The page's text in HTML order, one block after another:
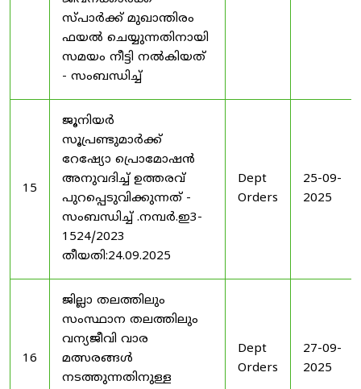
സ്പാർക്ക് മുഖാന്തിരം
ഫയൽ ചെയ്യുന്നതിനായി
സമയം നീട്ടി നൽകിയത്
- സംബന്ധിച്ച്
15
ജൂനിയർ
സൂപ്രണ്ടുമാർക്ക്
റേഷ്യോ പ്രൊമോഷൻ
അനുവദിച്ച് ഉത്തരവ്
പുറപ്പെടുവിക്കുന്നത് -
സംബന്ധിച്ച് .നമ്പർ.ഇ3-
1524/2023
തീയതി:24.09.2025
Dept
Orders
25-09-
2025
16
ജില്ലാ തലത്തിലും
സംസ്ഥാന തലത്തിലും
വന്യജീവി വാര
മത്സരങ്ങൾ
നടത്തുന്നതിനുള്ള
Dept
Orders
27-09-
2025